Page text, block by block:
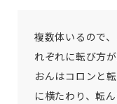
複数体いるので
れぞれに転び方
おんはコロンと
に横たわり、転